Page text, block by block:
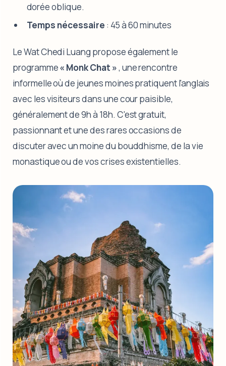
dorée oblique.
Temps nécessaire : 45 à 60 minutes
Le Wat Chedi Luang propose également le
programme« Monk Chat », une rencontre
informelle où de jeunes moines pratiquent l'anglais
avec les visiteurs dans une cour paisible,
généralement de 9h à 18h. C'est gratuit,
passionnant et une des rares occasions de
discuter avec un moine du bouddhisme, de la vie
monastique ou de vos crises existentielles.